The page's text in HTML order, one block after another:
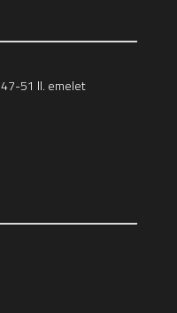
51 II. emelet